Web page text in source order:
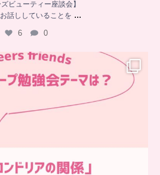
ズビューティー座談会】
話ししていることを ...
6 0
…
グループ勉強会